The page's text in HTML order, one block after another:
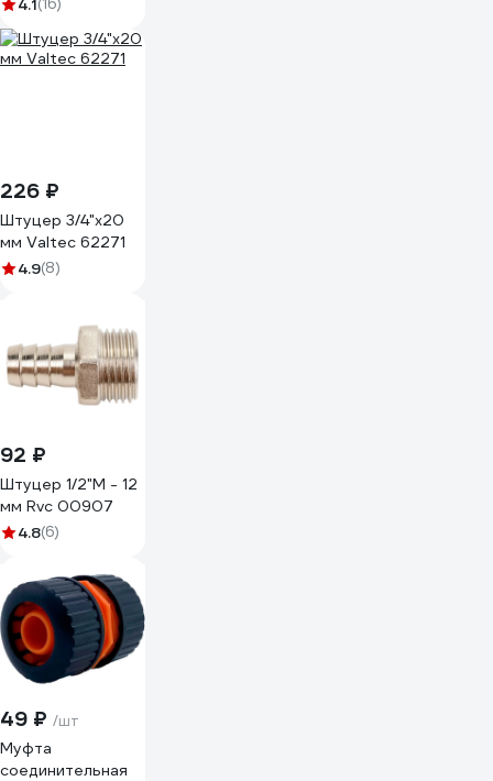
0102785-RCS
4.1 (16)
226 ₽
Штуцер 3/4"х20
мм Valtec 62271
4.9(8)
92 ₽
Штуцер 1/2"M - 12
мм Rvc 00907
4.8(6)
49 ₽ /шт
Муфта
соединительная